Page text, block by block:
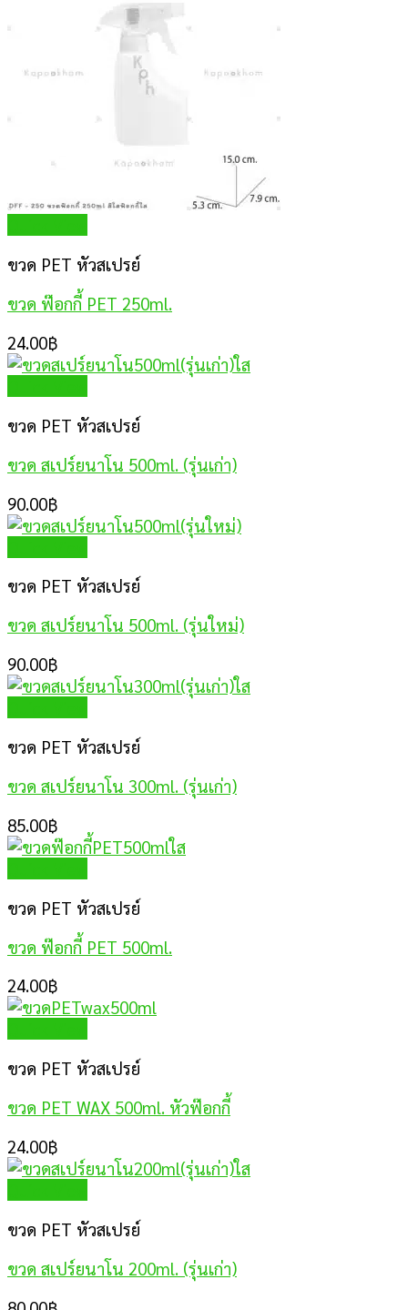
ขวด PET หัวสเปรย์
ขวด ฟ๊อกกี้ PET 250ml.
24.00฿
ขวด PET หัวสเปรย์
ขวด สเปร์ยนาโน 500ml. (รุ่นเก่า)
90.00฿
ขวด PET หัวสเปรย์
ขวด สเปร์ยนาโน 500ml. (รุ่นใหม่)
90.00฿
ขวด PET หัวสเปรย์
ขวด สเปร์ยนาโน 300ml. (รุ่นเก่า)
85.00฿
ขวด PET หัวสเปรย์
ขวด ฟ๊อกกี้ PET 500ml.
24.00฿
ขวด PET หัวสเปรย์
ขวด PET WAX 500ml. หัวฟ๊อกกี้
24.00฿
ขวด PET หัวสเปรย์
ขวด สเปร์ยนาโน 200ml. (รุ่นเก่า)